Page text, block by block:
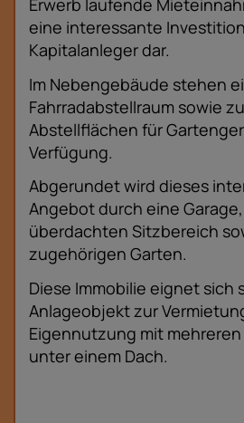
Erwerb laufende
eine interessante
Kapitalanleger dar.
Im Nebengebäude stehen
Fahrradabstellraum sowie
Abstellflächen für
Verfügung.
Abgerundet wird dieses
Angebot durch eine
überdachten Sitzbereich
zugehörigen Garten.
Diese Immobilie eignet sich
Anlageobjekt zur
Eigennutzung mit
unter einem Dach.